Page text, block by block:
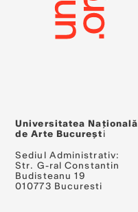
Universitatea Națională
de Arte Bucureșt i
Sediul Administrativ:
Str. G-ral Constantin
Budisteanu 19
010773 Bucuresti